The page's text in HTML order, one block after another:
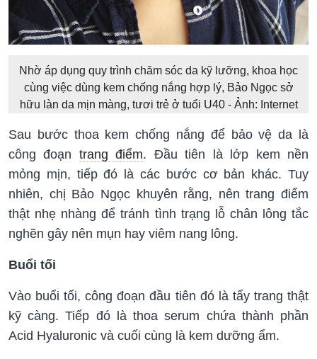
Nhờ áp dụng quy trình chăm sóc da kỹ lưỡng, khoa học
cùng việc dùng kem chống nắng hợp lý, Bảo Ngọc sở
hữu làn da mịn màng, tươi trẻ ở tuổi U40 - Ảnh: Internet
Sau bước thoa kem chống nắng để bảo vệ da là
công đoạn trang điểm. Đầu tiên là lớp kem nền
mỏng mịn, tiếp đó là các bước cơ bản khác. Tuy
nhiên, chị Bảo Ngọc khuyên rằng, nên trang điểm
thật nhẹ nhàng để tránh tình trạng lỗ chân lông tắc
nghẽn gây nên mụn hay viêm nang lông.
Buổi tối
Vào buổi tối, công đoạn đầu tiên đó là tẩy trang thật
kỹ càng. Tiếp đó là thoa serum chứa thành phần
Acid Hyaluronic và cuối cùng là kem dưỡng ẩm.